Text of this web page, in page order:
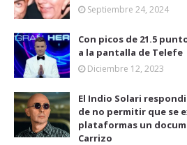
Septiembre 24, 2024
Con picos de 21.5
a la pantalla de Telefe
Diciembre 12, 2023
El Indio Solari
de no permitir que se
plataformas un
Carrizo